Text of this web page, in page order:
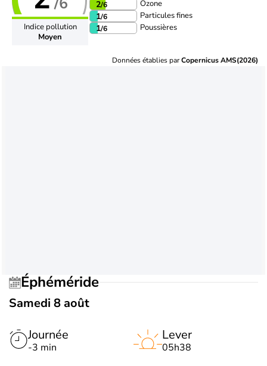
Indice pollution
Moyen
2/6 Ozone
1/6 Particules fines
1/6 Poussières
Données établies parCopernicus AMS(2026)
Éphéméride
Samedi 8 août
Journée
-3 min
Lever
05h38